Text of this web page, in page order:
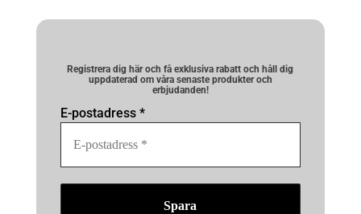
Registrera dig här och få exklusiva rabatt och håll dig
uppdaterad om våra senaste produkter och
erbjudanden!
E-postadress *